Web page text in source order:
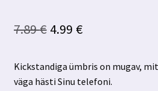
7.89€ Algne
oli:
4.99 €Praegune
on:
Kickstandiga ümbris on mugav,
väga hästi Sinu telefoni.